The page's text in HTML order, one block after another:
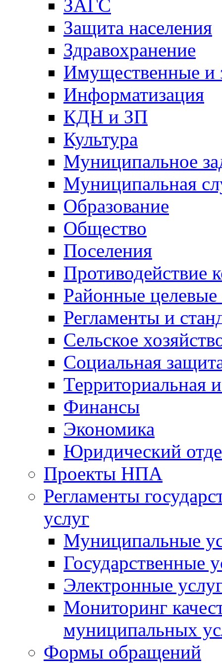
ЗАГС
Защита населения
Здравохранение
Имущественные и
Информатизация
КДН и ЗП
Культура
Муниципальное
Муниципальная
Образование
Общество
Поселения
Противодействие
Районные
Регламенты и
Сельское
Социальная
Территориальная
Финансы
Экономика
Юридический
Проекты НПА
Регламенты
услуг
Муниципальные
Государственные
Электронные
Мониторинг
муниципальных
Формы обращений